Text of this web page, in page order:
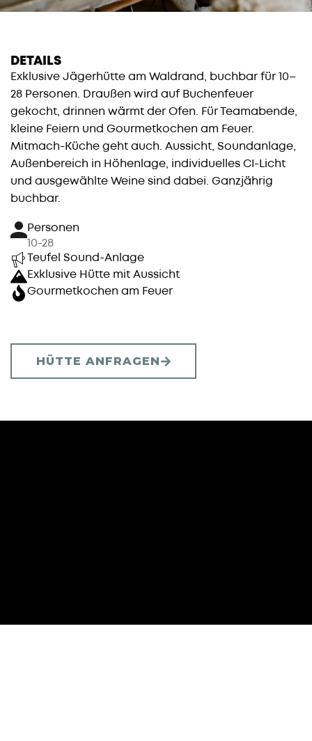
DETAILS
Exklusive Jägerhütte am Waldrand, buchbar für 10–
28 Personen. Draußen wird auf Buchenfeuer
gekocht, drinnen wärmt der Ofen. Für Teamabende,
kleine Feiern und Gourmetkochen am Feuer.
Mitmach-Küche geht auch. Aussicht, Soundanlage,
Außenbereich in Höhenlage, individuelles CI-Licht
und ausgewählte Weine sind dabei. Ganzjährig
buchbar.
Personen
10-28
Teufel Sound-Anlage
Exklusive Hütte mit Aussicht
Gourmetkochen am Feuer
HÜTTE ANFRAGEN